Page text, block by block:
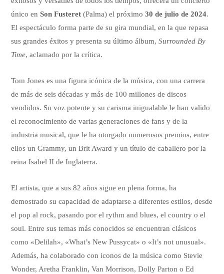
único enSon Fusteret (Palma) el próximo 30 de julio de 2024.
El espectáculo forma parte de su gira mundial, en la que repasa
sus grandes éxitos y presenta su último álbum,Surrounded By
Time, aclamado por la crítica.
Tom Jones es una figura icónica de la música, con una carrera
de más de seis décadas y más de 100 millones de discos
vendidos. Su voz potente y su carisma inigualable le han valido
el reconocimiento de varias generaciones de fans y de la
industria musical, que le ha otorgado numerosos premios, entre
ellos un Grammy, un Brit Award y un título de caballero por la
reina Isabel II de Inglaterra.
El artista, que a sus 82 años sigue en plena forma, ha
demostrado su capacidad de adaptarse a diferentes estilos, desde
el pop al rock, pasando por el rythm and blues, el country o el
soul. Entre sus temas más conocidos se encuentran clásicos
como «Delilah», «What’s New Pussycat» o «It’s not unusual».
Además, ha colaborado con iconos de la música como Stevie
Wonder, Aretha Franklin, Van Morrison, Dolly Parton o Ed